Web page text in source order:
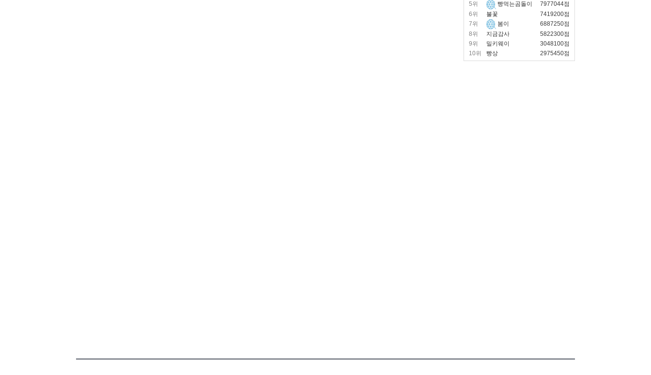
5위
빵먹는곰돌이
7977044점
6위
불꽃
7419200점
7위
봄이
6887250점
8위
지금감사
5822300점
9위
밀키웨이
3048100점
10위
빵상 2975450점